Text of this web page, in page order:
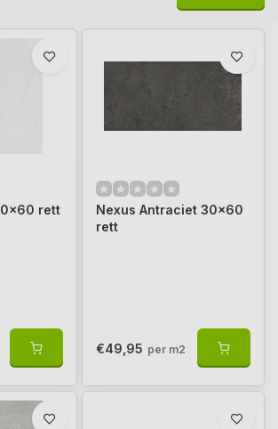
rett
Nexus Antraciet 30x60
rett
€49,95 per m2